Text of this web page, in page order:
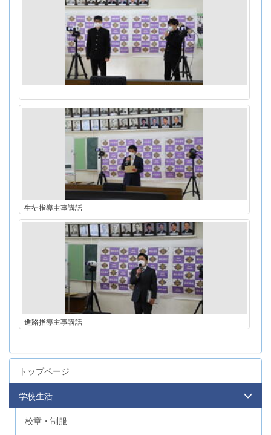
生徒指導主事講話
進路指導主事講話
トップページ
学校生活
校章・制服